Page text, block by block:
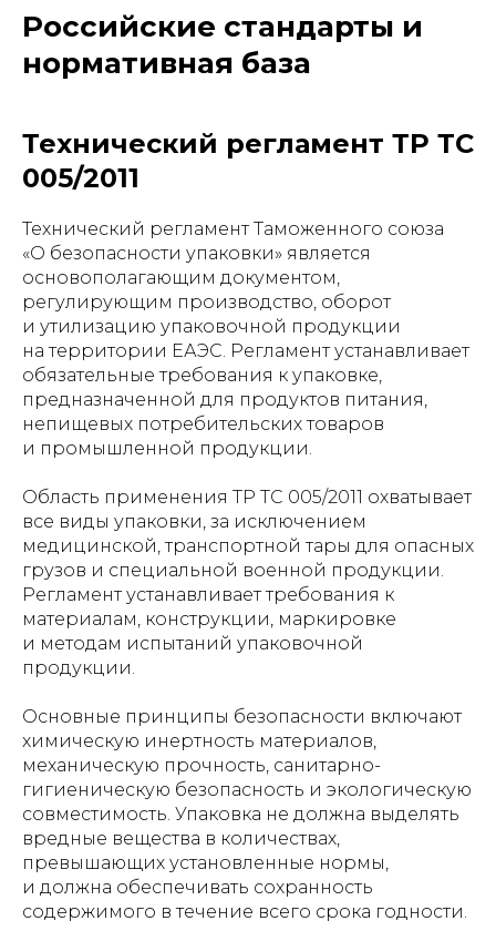
Российские стандарты и
нормативная база
Технический регламент ТР ТС
005/2011
Технический регламент Таможенного союза
«О безопасности упаковки» является
основополагающим документом,
регулирующим производство, оборот
и утилизацию упаковочной продукции
на территории ЕАЭС. Регламент устанавливает
обязательные требования к упаковке,
предназначенной для продуктов питания,
непищевых потребительских товаров
и промышленной продукции.
Область применения ТР ТС 005/2011 охватывает
все виды упаковки, за исключением
медицинской, транспортной тары для опасных
грузов и специальной военной продукции.
Регламент устанавливает требования к
материалам, конструкции, маркировке
и методам испытаний упаковочной
продукции.
Основные принципы безопасности включают
химическую инертность материалов,
механическую прочность, санитарно-
гигиеническую безопасность и экологическую
совместимость. Упаковка не должна выделять
вредные вещества в количествах,
превышающих установленные нормы,
и должна обеспечивать сохранность
содержимого в течение всего срока годности.